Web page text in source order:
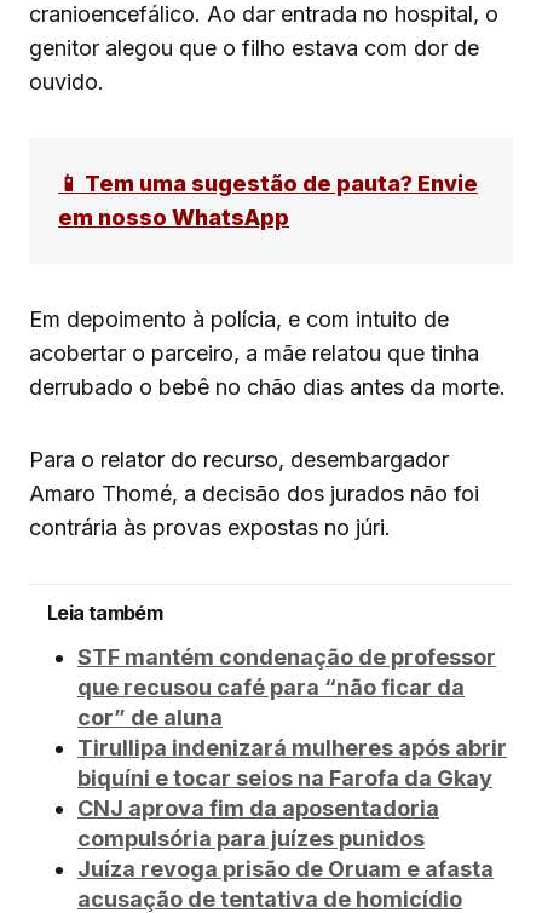
cranioencefálico. Ao dar entrada no hospital, o
genitor alegou que o filho estava com dor de
ouvido.
📱 Tem uma sugestão de pauta? Envie
em nosso WhatsApp
Em depoimento à polícia, e com intuito de
acobertar o parceiro, a mãe relatou que tinha
derrubado o bebê no chão dias antes da morte.
Para o relator do recurso, desembargador
Amaro Thomé, a decisão dos jurados não foi
contrária às provas expostas no júri.
Leia também
STF mantém condenação de professor
que recusou café para “não ficar da
cor” de aluna
Tirullipa indenizará mulheres após abrir
biquíni e tocar seios na Farofa da Gkay
CNJ aprova fim da aposentadoria
compulsória para juízes punidos
Juíza revoga prisão de Oruam e afasta
acusação de tentativa de homicídio